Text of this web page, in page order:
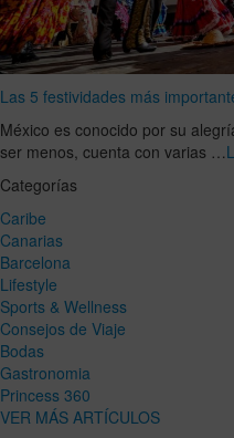
Las 5 festividades más
México es conocido por su
ser menos, cuenta con varias …
Categorías
Caribe
Canarias
Barcelona
Lifestyle
Sports & Wellness
Consejos de Viaje
Bodas
Gastronomia
Princess 360
VER MÁS ARTÍCULOS